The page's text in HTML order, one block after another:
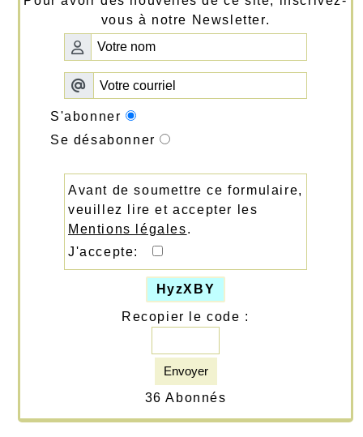
vous à notre Newsletter.
S'abonner
Se désabonner
Avant de soumettre ce formulaire,
veuillez lire et accepter les
Mentions légales.
J'accepte:
HyzXBY
Recopier le code :
Envoyer
36 Abonnés